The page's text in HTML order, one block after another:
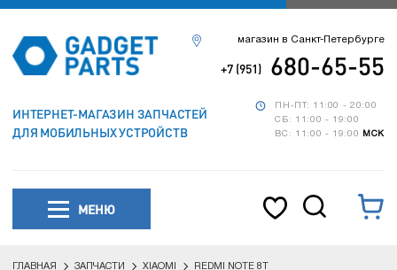
ИНТЕРНЕТ-МАГАЗИН ЗАПЧАСТЕЙ
ДЛЯ МОБИЛЬНЫХ УСТРОЙСТВ
ПН-ПТ: 11:00 - 20:00
СБ: 11:00 - 19:00
ВС: 11:00 - 19:00
МСК
магазин в Санкт-Петербурге
+7 (951) 680-65-55
МЕНЮ
ГЛАВНАЯ ЗАПЧАСТИ XIAOMI REDMI NOTE 8T